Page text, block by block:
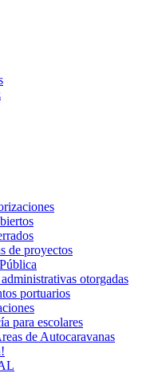
de proyectos
otorgadas
portuarios
para escolares
de Autocaravanas